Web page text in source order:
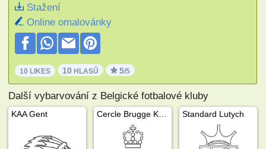
Stažení
Online omalovánky
10 LIKES 10 HLASŮ 5/5
Další vybarvování z Belgické fotbalové kluby
KAA Gent Standard Lutych